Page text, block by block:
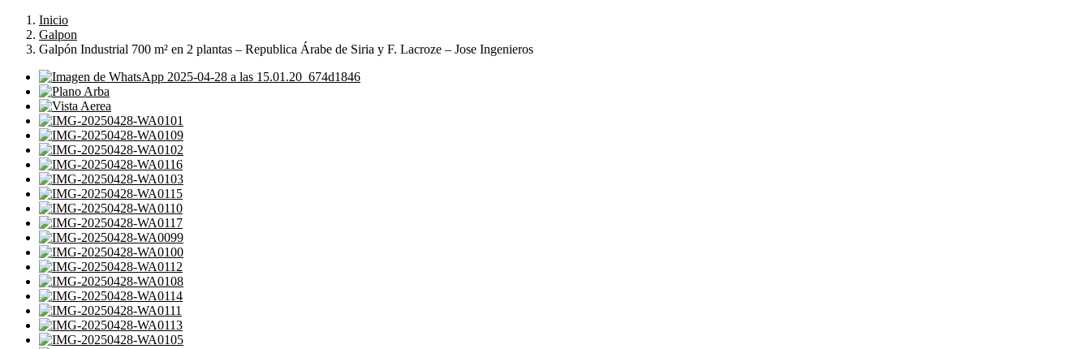
Inicio
Galpon
Galpón Industrial 700 m² en 2 plantas – Republica Árabe de Siria y F. Lacroze – Jose Ingenieros